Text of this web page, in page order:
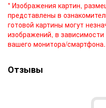
* Изображения картин,
представлены в
готовой картины могут
изображений, в
вашего монитора/смартфона.
Отзывы